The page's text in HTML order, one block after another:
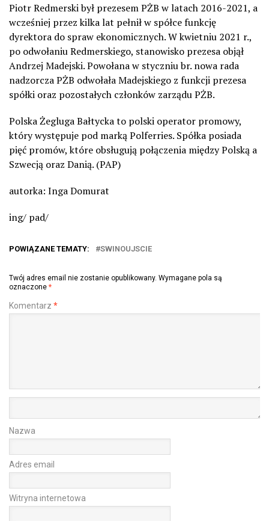
Piotr Redmerski był prezesem PŻB w latach 2016-2021, a
wcześniej przez kilka lat pełnił w spółce funkcję
dyrektora do spraw ekonomicznych. W kwietniu 2021 r.,
po odwołaniu Redmerskiego, stanowisko prezesa objął
Andrzej Madejski. Powołana w styczniu br. nowa rada
nadzorcza PŻB odwołała Madejskiego z funkcji prezesa
spółki oraz pozostałych członków zarządu PŻB.
Polska Żegluga Bałtycka to polski operator promowy,
który występuje pod marką Polferries. Spółka posiada
pięć promów, które obsługują połączenia między Polską a
Szwecją oraz Danią. (PAP)
autorka: Inga Domurat
ing/ pad/
POWIĄZANE TEMATY: SWINOUJSCIE
Twój adres email nie zostanie opublikowany. Wymagane pola są
oznaczone *
Komentarz *
Nazwa
Adres email
Witryna internetowa